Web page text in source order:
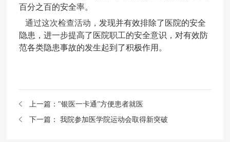
百分之百的安全率。
通过这次检查活动， 发现并有效排除了医院的安全
隐患，进一步提高了医院职工的安全意识， 对有效防
范各类隐患事故的发生起到了积极作用。
上一篇： "银医一卡通”方便患者就医
我院参加医学院运动会取得新突破
下一篇：